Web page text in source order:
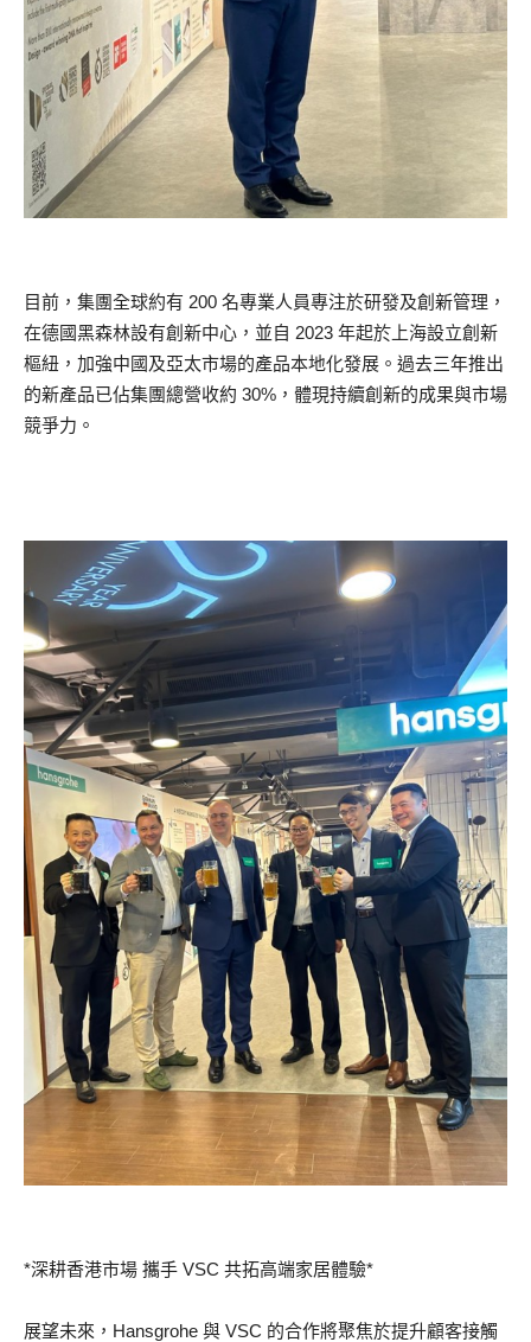
目前，集團全球約有 200 名專業人員專注於研發及創新管理，
在德國黑森林設有創新中心，並自 2023 年起於上海設立創新
樞紐，加強中國及亞太市場的產品本地化發展。過去三年推出
的新產品已佔集團總營收約 30%，體現持續創新的成果與市場
競爭力。
*深耕香港市場 攜手 VSC 共拓高端家居體驗*
展望未來，Hansgrohe 與 VSC 的合作將聚焦於提升顧客接觸